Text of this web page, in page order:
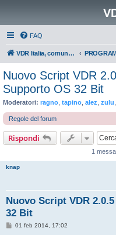
FAQ
VDR Italia, comunità italiana utilizzatori VDR
Nuovo Script VDR
Supporto OS 32 Bit
Moderatori: ragno tapino alez zulu
Regole del forum
Rispondi
1
knap
Nuovo Script VDR
32 Bit
M01 feb 2014, 17:02